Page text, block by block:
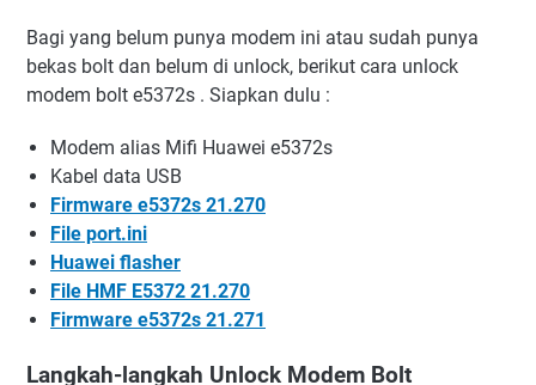
Bagi yang belum punya modem ini atau sudah punya
bekas bolt dan belum di unlock, berikut cara unlock
modem bolt e5372s . Siapkan dulu :
Modem alias Mifi Huawei e5372s
Kabel data USB
Firmware e5372s 21.270
File port.ini
Huawei flasher
File HMF E5372 21.270
Firmware e5372s 21.271
Langkah-langkah Unlock Modem Bolt